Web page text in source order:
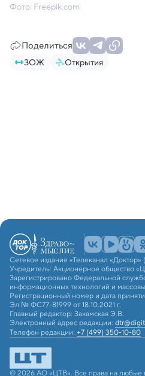
Фото: Freepik.com
Поделиться
ЗОЖ Открытия
Сетевое издание «Телеканал «Доктор»
Учредитель: Акционерное общество
Зарегистрировано Федеральной
информационных технологий и
Регистрационный номер и дата
Эл № ФС77-81999 от 18.10.2021 г.
Главный редактор: Закамская Э.В.
Электронный адрес редакции:
Телефон редакции: +7 (499) 350-10-80
© 2026 АО «ЦТВ». Все права на любые